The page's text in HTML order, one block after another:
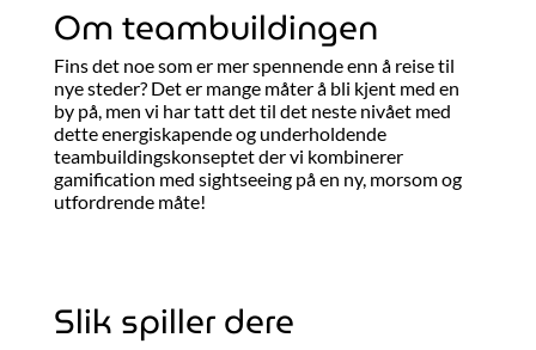
Om teambuildingen
Fins det noe som er mer spennende enn å reise til
nye steder? Det er mange måter å bli kjent med en
by på, men vi har tatt det til det neste nivået med
dette energiskapende og underholdende
teambuildingskonseptet der vi kombinerer
gamification med sightseeing på en ny, morsom og
utfordrende måte!
Slik spiller dere